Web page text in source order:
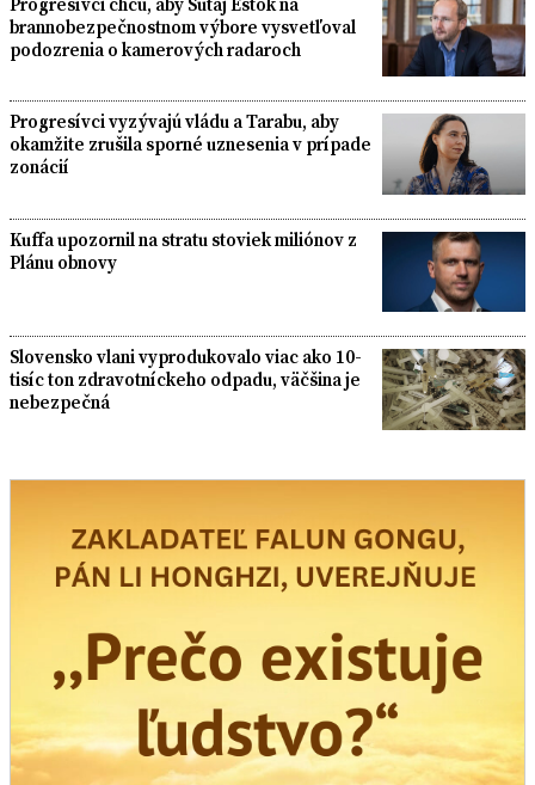
brannobezpečnostnom výbore vysvetľoval
podozrenia o kamerových radaroch
Progresívci vyzývajú vládu a Tarabu, aby
okamžite zrušila sporné uznesenia v prípade
zonácií
Kuffa upozornil na stratu stoviek miliónov z
Plánu obnovy
Slovensko vlani vyprodukovalo viac ako 10-
tisíc ton zdravotníckeho odpadu, väčšina je
nebezpečná